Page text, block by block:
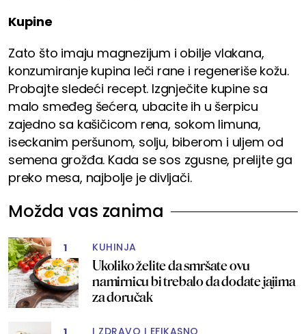
Kupine
Zato što imaju magnezijum i obilje vlakana,
konzumiranje kupina leči rane i regeneriše kožu.
Probajte sledeći recept. Izgnječite kupine sa
malo smeđeg šećera, ubacite ih u šerpicu
zajedno sa kašičicom rena, sokom limuna,
iseckanim peršunom, solju, biberom i uljem od
semena grožđa. Kada se sos zgusne, prelijte ga
preko mesa, najbolje je divljači.
Možda vas zanima
1 KUHINJA
Ukoliko želite da smršate ovu
namirnicu bi trebalo da dodate jajima
za doručak